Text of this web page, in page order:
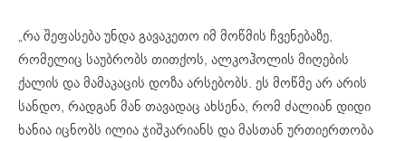
„რა შეფასება უნდა გავაკეთო იმ მოწმის ჩვენებაზე,
რომელიც საუბრობს თითქოს, ალკოჰოლის მიღების
ქალის და მამაკაცის დოზა არსებობს. ეს მოწმე არ არის
სანდო, რადგან მან თავადაც ახსენა, რომ ძალიან დიდი
ხანია იცნობს ილია ჯიშკარიანს და მასთან ურთიერთობა